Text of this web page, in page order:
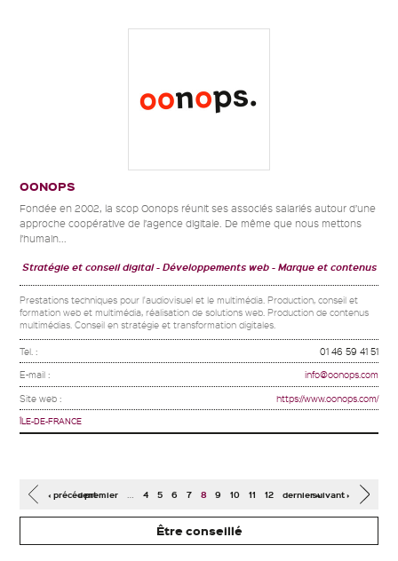
OONOPS
Fondée en 2002, la scop Oonops réunit ses associés salariés autour d’une
approche coopérative de l’agence digitale. De même que nous mettons
l’humain...
Stratégie et conseil digital Développements web Marque et contenus
Prestations techniques pour l'audiovisuel et le multimédia. Production, conseil et
formation web et multimédia, réalisation de solutions web. Production de contenus
multimédias. Conseil en stratégie et transformation digitales.
Tel. : 01 46 59 41 51
E-mail : info@oonops.com
Site web : https://www.oonops.com/
ÎLE-DE-FRANCE
Pages
« premier
‹ précédent … 4 5 6 7 8 9 10 11 12 suivant ›
dernier »
Être conseillé